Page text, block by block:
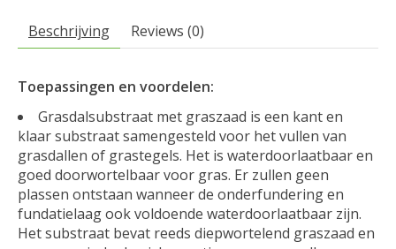
Beschrijving Reviews (0)
Toepassingen en voordelen:
Grasdalsubstraat met graszaad is een kant en
klaar substraat samengesteld voor het vullen van
grasdallen of grastegels. Het is waterdoorlaatbaar en
goed doorwortelbaar voor gras. Er zullen geen
plassen ontstaan wanneer de onderfundering en
fundatielaag ook voldoende waterdoorlaatbaar zijn.
Het substraat bevat reeds diepwortelend graszaad en